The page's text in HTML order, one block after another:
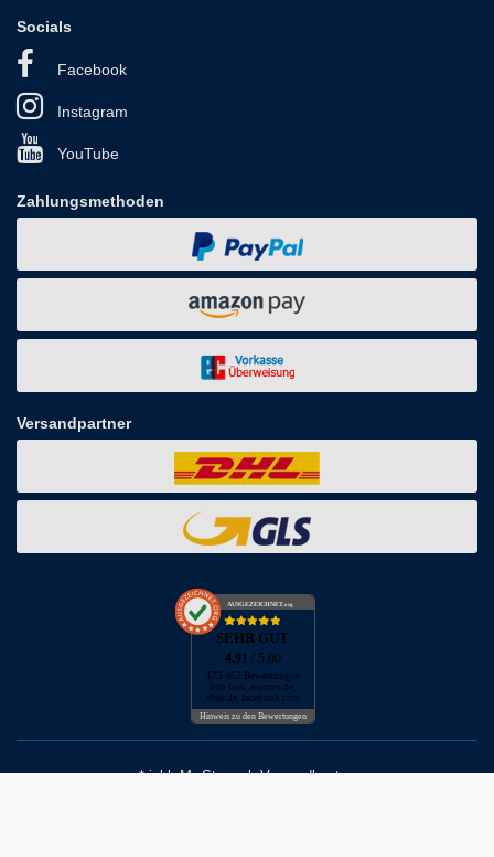
Socials
Facebook
Instagram
YouTube
Zahlungsmethoden
Versandpartner
AUSGEZEICHNET.org
SEHR GUT
4.91 / 5.00
173.452 Bewertungen
von hier, amazon.de,
ebay.de, facebook.com
Hinweis zu den Bewertungen
* inkl. MwSt. zzgl. Versandkosten